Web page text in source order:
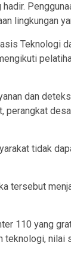
lingkungan
Teknologi
dan
perangkat
tidak
tersebut
110 yang
teknologi,